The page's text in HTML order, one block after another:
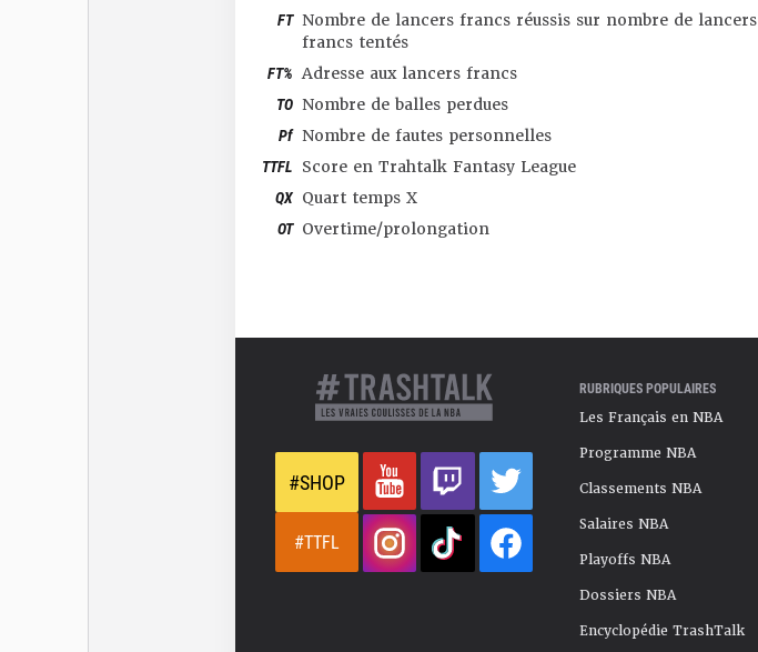
FT Nombre de lancers francs réussis sur nombre de lancers
francs tentés
FT% Adresse aux lancers francs
TO Nombre de balles perdues
Pf Nombre de fautes personnelles
TTFL Score en Trahtalk Fantasy League
QX Quart temps X
OT Overtime/prolongation
#SHOP
#TTFL
RUBRIQUES POPULAIRES
Les Français en NBA
Programme NBA
Classements NBA
Salaires NBA
Playoffs NBA
Dossiers NBA
Encyclopédie TrashTalk